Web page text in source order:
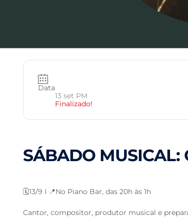
Data
13 set PM
Finalizado!
SÁBADO MUSICAL:
🗓️13/9 I 📍No Piano Bar, das 20h às 1h
Cantor, compositor, produtor musical e